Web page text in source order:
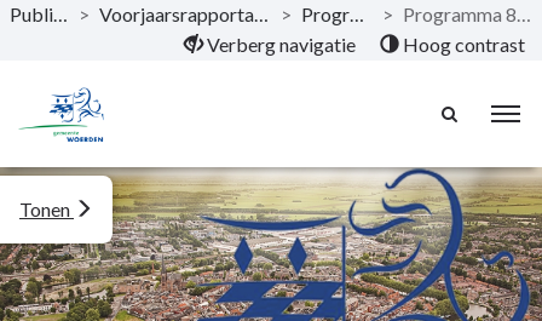
Naar hoofdinhoud
Publicaties > Voorjaarsrapportage 2022 Raad > Programma's >
Programma 8. Overhead
Verberg navigatie
Hoog contrast
Tonen